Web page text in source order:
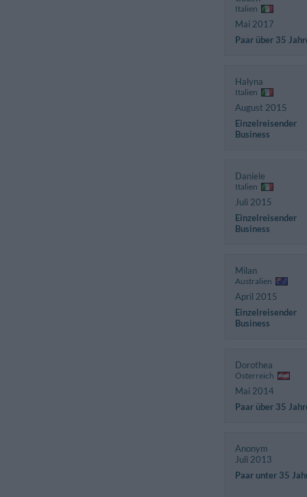
Italien
Mai 2017
Paar über 35
Halyna
Italien
August 2015
Einzelreisender
Business
Daniele
Italien
Juli 2015
Einzelreisender
Business
Milan
Australien
April 2015
Einzelreisender
Business
Dorothea
Österreich
Mai 2014
Paar über 35
Anonym
Juli 2013
Paar unter 35